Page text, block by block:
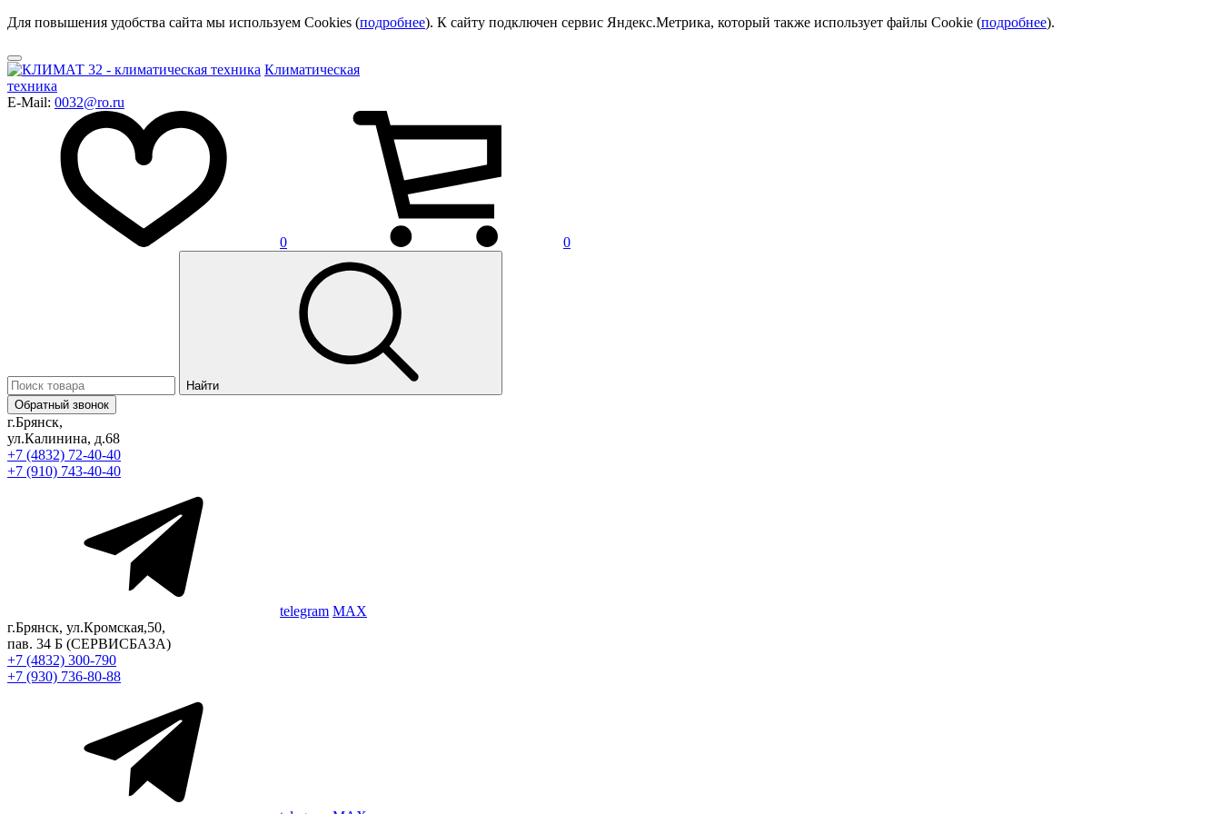
Для повышения удобства сайта мы используем Cookies (подробнее). К сайту подключен сервис Яндекс.Метрика, который также использует файлы Cookie (подробнее).
Климатическая
техника
E-Mail: 0032@ro.ru
0 0
Найти
Обратный звонок
г.Брянск,
ул.Калинина, д.68
+7 (4832) 72-40-40
+7 (910) 743-40-40
telegram MAX
г.Брянск, ул.Кромская,50,
пав. 34 Б (СЕРВИСБАЗА)
+7 (4832) 300-790
+7 (930) 736-80-88